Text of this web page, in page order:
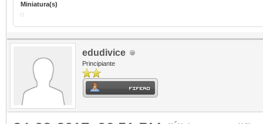
Miniatura(s)
edudivice
Principiante